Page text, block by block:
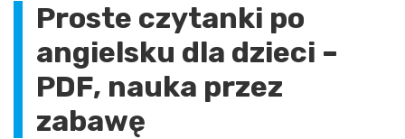
Proste czytanki po
angielsku dla dzieci –
PDF, nauka przez
zabawę